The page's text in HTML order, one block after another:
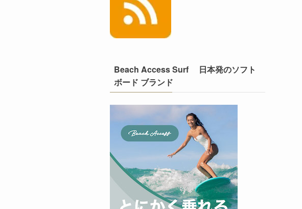
Beach Access Surf 日本発のソフト
ボード ブランド